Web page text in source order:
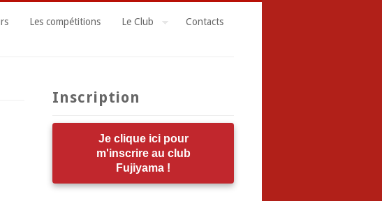
Les compétitions Le Club Contacts
Inscription
Je clique ici pour
m'inscrire au club
Fujiyama !